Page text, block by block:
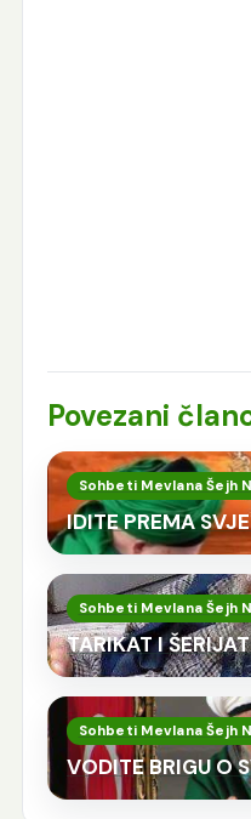
Povezani
Sohbeti Mevlana Šejh
IDITE PREMA
Sohbeti Mevlana Šejh
TARIKAT I
Sohbeti Mevlana Šejh
VODITE BRIGU O